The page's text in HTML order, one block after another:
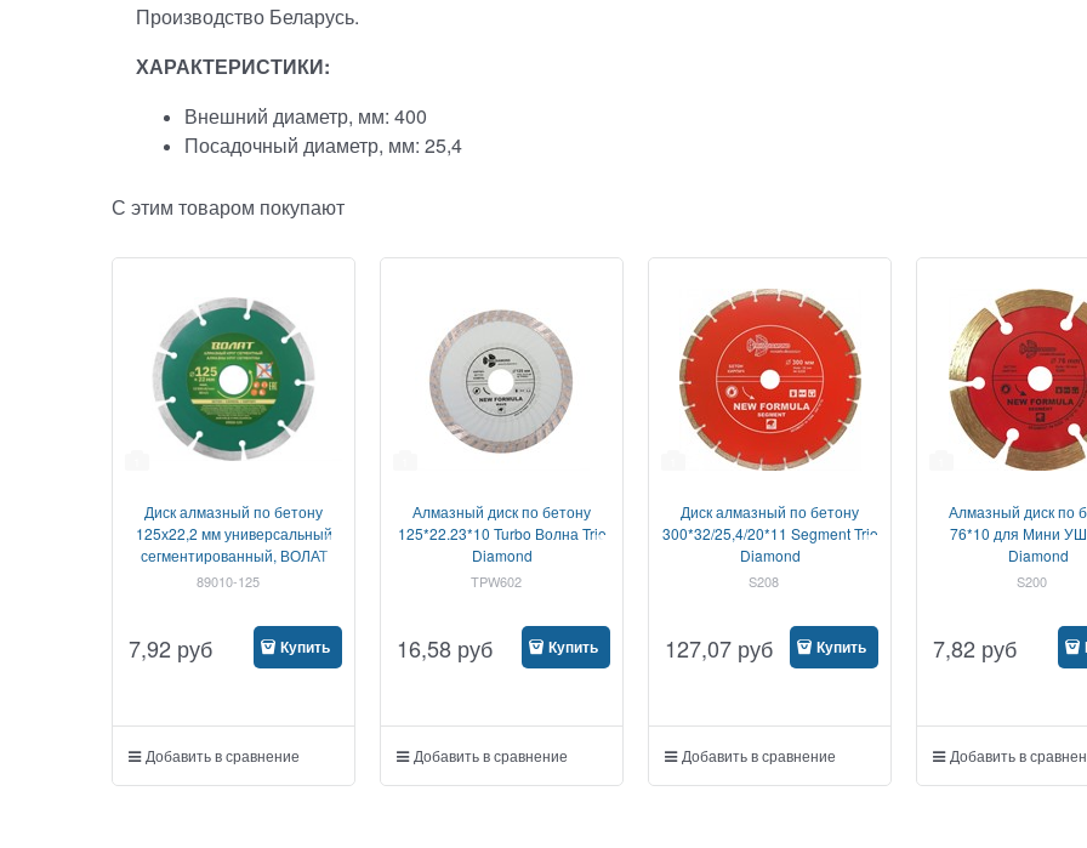
Производство Беларусь.
ХАРАКТЕРИСТИКИ:
Внешний диаметр, мм: 400
Посадочный диаметр, мм: 25,4
С этим товаром покупают
Диск алмазный по бетону
125х22,2 мм универсальный
сегментированный, ВОЛАТ
89010-125
7,92 руб Купить
Добавить в сравнение
Алмазный диск по бетону
125*22.23*10 Turbo Волна Trio
Diamond
TPW602
16,58 руб Купить
Добавить в сравнение
Диск алмазный по бетону
300*32/25,4/20*11 Segment Trio
Diamond
S208
127,07 руб Купить
Добавить в сравнение
Алмазный диск по
76*10 для Мини
Diamond
S200
7,82 руб
Добавить в